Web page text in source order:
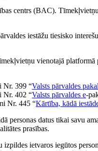
centrs (BAC).
iestāžu tiesisko
vienotajā
Nr. 399 “Valsts pārvaldes
Nr. 402 “Valsts pārvaldes e-
Nr. 445 “Kārtība, kādā
personas datus tikai savu
prasības.
ietvaros iegūtos